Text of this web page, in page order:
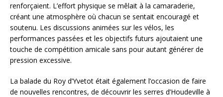
renforçaient. L’effort physique se mêlait à la camaraderie,
créant une atmosphère où chacun se sentait encouragé et
soutenu. Les discussions animées sur les vélos, les
performances passées et les objectifs futurs ajoutaient une
touche de compétition amicale sans pour autant générer de
pression excessive.
La balade du Roy d’Yvetot était également l’occasion de faire
de nouvelles rencontres, de découvrir les serres d’Houdeville à